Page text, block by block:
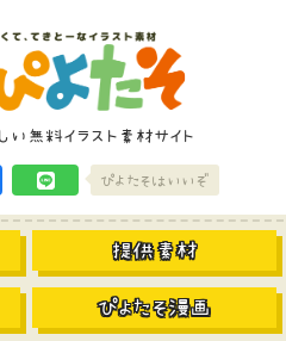
い無料イラスト素材サイト
ぴよたそはいいぞ
提供素材
ぴよたそ漫画